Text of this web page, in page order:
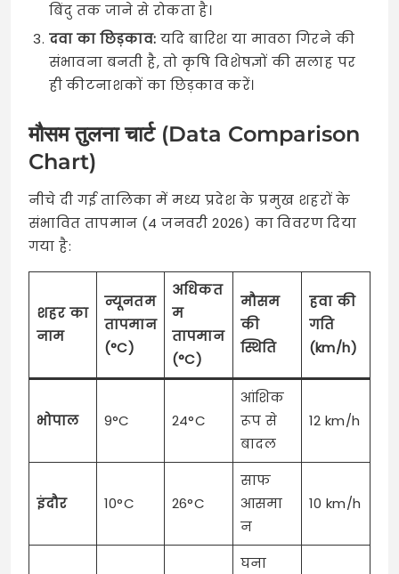
बिंदु तक जाने से रोकता है।
दवा का छिड़काव: यदि बारिश या मावठा गिरने की
संभावना बनती है, तो कृषि विशेषज्ञों की सलाह पर
ही कीटनाशकों का छिड़काव करें।
मौसम तुलना चार्ट (Data Comparison
Chart)
नीचे दी गई तालिका में मध्य प्रदेश के प्रमुख शहरों के
संभावित तापमान (4 जनवरी 2026) का विवरण दिया
गया है:
शहर का
नाम
न्यूनतम
तापमान
(°C)
अधिकत
म
तापमान
(°C)
मौसम
की
स्थिति
हवा की
गति
(km/h)
भोपाल 9°C 24°C
आंशिक
रूप से
बादल
12 km/h
इंदौर 10°C 26°C
साफ
आसमा
न
10 km/h
घना